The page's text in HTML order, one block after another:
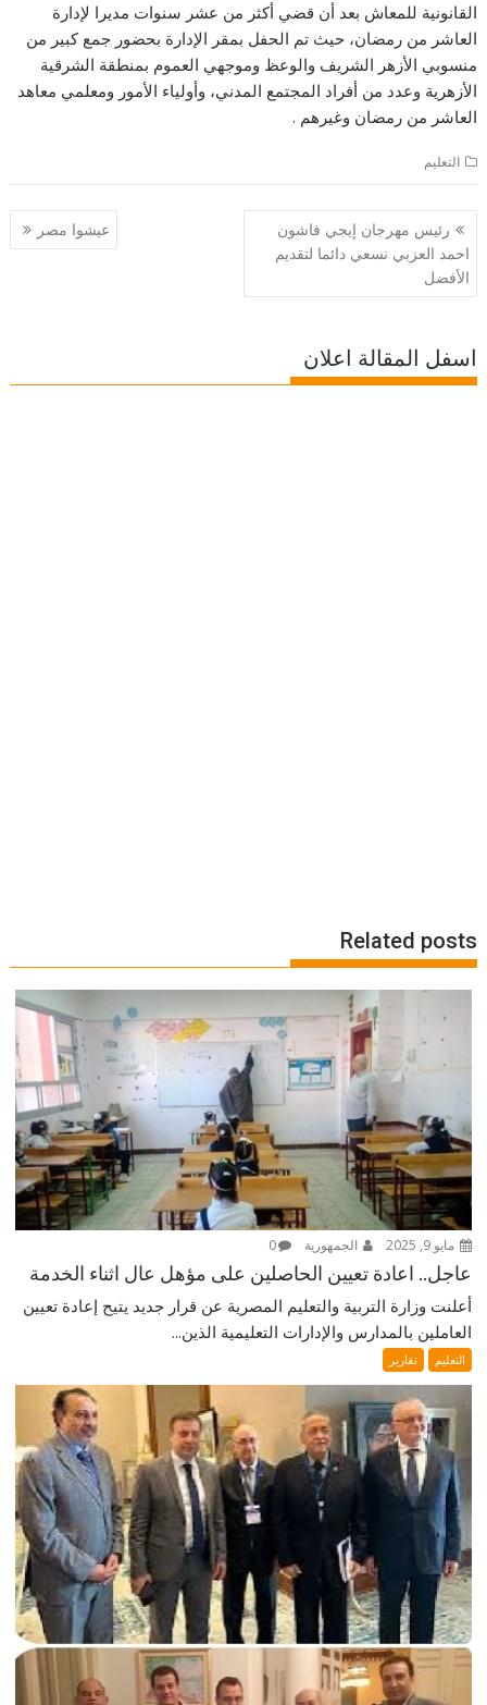
القانونية للمعاش بعد أن قضي أكثر من عشر سنوات مديرا لإدارة
العاشر من رمضان، حيث تم الحفل بمقر الإدارة بحضور جمع كبير من
منسوبي الأزهر الشريف والوعظ وموجهي العموم بمنطقة الشرقية
الأزهرية وعدد من أفراد المجتمع المدني، وأولياء الأمور ومعلمي معاهد
العاشر من رمضان وغيرهم .
التعليم
تصفّح
المقالات
رئيس مهرجان إيجي فاشون
احمد العزبي نسعي دائما لتقديم
الأفضل
عيشوا مصر
اسفل المقالة اعلان
Related posts
مايو 9, 2025 الجمهورية 0
عاجل.. اعادة تعيين الحاصلين على مؤهل عال اثناء الخدمة
أعلنت وزارة التربية والتعليم المصرية عن قرار جديد يتيح إعادة تعيين
العاملين بالمدارس والإدارات التعليمية الذين...
التعليم تقارير